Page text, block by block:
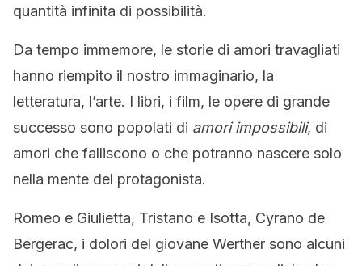
quantità infinita di possibilità.
Da tempo immemore, le storie di amori travagliati
hanno riempito il nostro immaginario, la
letteratura, l’arte. I libri, i film, le opere di grande
successo sono popolati di amori impossibili, di
amori che falliscono o che potranno nascere solo
nella mente del protagonista.
Romeo e Giulietta, Tristano e Isotta, Cyrano de
Bergerac, i dolori del giovane Werther sono alcuni